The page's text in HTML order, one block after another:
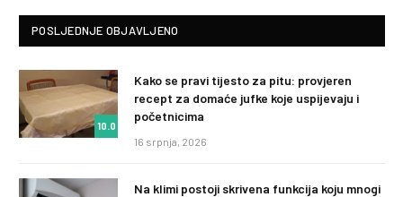
POSLJEDNJE OBJAVLJENO
10.0
Kako se pravi tijesto za pitu: provjeren
recept za domaće jufke koje uspijevaju i
početnicima
16 srpnja, 2026
Na klimi postoji skrivena funkcija koju mnogi